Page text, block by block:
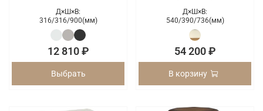
Д×Ш×В:
316/316/900(мм)
12 810 ₽
Выбрать
Д×Ш×В:
540/390/736(мм)
54 200 ₽
В корзину